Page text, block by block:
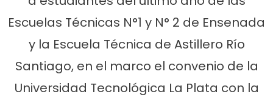
Escuelas Técnicas N°1 y N° 2 de Ensenada
y la Escuela Técnica de Astillero Río
Santiago, en el marco el convenio de la
Universidad Tecnológica La Plata con la